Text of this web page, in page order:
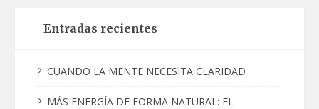
Entradas recientes
CUANDO LA MENTE NECESITA CLARIDAD
MÁS ENERGÍA DE FORMA NATURAL: EL